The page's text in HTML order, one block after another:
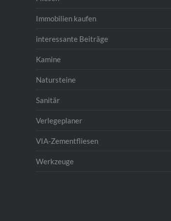
Immobilien kaufen
interessante Beiträge
Kamine
Natursteine
Sanitär
Verlegeplaner
VIA-Zementfliesen
Werkzeuge